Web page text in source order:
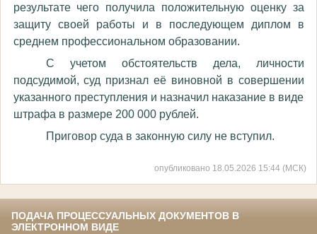
результате чего получила положительную оценку за
защиту своей работы и в последующем диплом в
среднем профессиональном образовании.
С учетом обстоятельств дела, личности
подсудимой, суд признал её виновной в совершении
указанного преступления и назначил наказание в виде
штрафа в размере 200 000 рублей.
Приговор суда в законную силу не вступил.
опубликовано 18.05.2026 15:44 (МСК)
ПОДАЧА ПРОЦЕССУАЛЬНЫХ ДОКУМЕНТОВ В
ЭЛЕКТРОННОМ ВИДЕ